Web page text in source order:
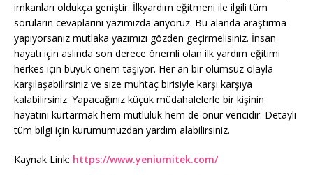
imkanları oldukça geniştir. İlkyardım eğitmeni ile ilgili tüm
soruların cevaplarını yazımızda arıyoruz. Bu alanda araştırma
yapıyorsanız mutlaka yazımızı gözden geçirmelisiniz. İnsan
hayatı için aslında son derece önemli olan ilk yardım eğitimi
herkes için büyük önem taşıyor. Her an bir olumsuz olayla
karşılaşabilirsiniz ve size muhtaç birisiyle karşı karşıya
kalabilirsiniz. Yapacağınız küçük müdahalelerle bir kişinin
hayatını kurtarmak hem mutluluk hem de onur vericidir. Detaylı
tüm bilgi için kurumumuzdan yardım alabilirsiniz.
Kaynak Link: https://www.yeniumitek.com/